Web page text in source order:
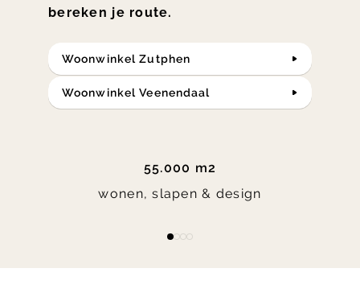
bereken je route.
Woonwinkel Zutphen
Woonwinkel Veenendaal
55.000 m2
wonen, slapen & design